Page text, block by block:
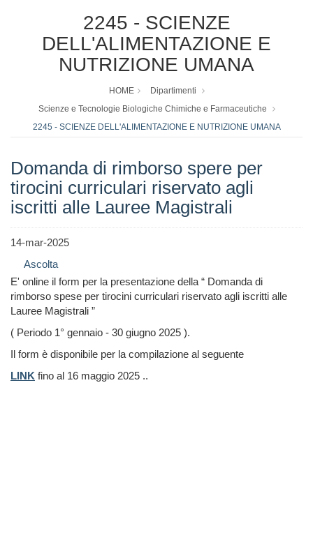
2245 - SCIENZE
DELL'ALIMENTAZIONE E
NUTRIZIONE UMANA
HOME
Dipartimenti
Scienze e Tecnologie Biologiche Chimiche e Farmaceutiche
2245 - SCIENZE DELL'ALIMENTAZIONE E NUTRIZIONE UMANA
Domanda di rimborso spere per
tirocini curriculari riservato agli
iscritti alle Lauree Magistrali
14-mar-2025
Ascolta
E' online il form per la presentazione della “ Domanda di
rimborso spese per tirocini curriculari riservato agli iscritti alle
Lauree Magistrali ”
( Periodo 1° gennaio - 30 giugno 2025 ).
Il form è disponibile per la compilazione al seguente
LINK fino al 16 maggio 2025 ..